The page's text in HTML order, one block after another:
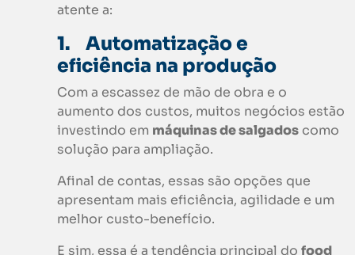
atente a:
1.
Automatização e
eficiência na produção
Com a escassez de mão de obra e o
aumento dos custos, muitos negócios estão
investindo em máquinas de salgados como
solução para ampliação.
Afinal de contas, essas são opções que
apresentam mais eficiência, agilidade e um
melhor custo-benefício.
E sim, essa é a tendência principal do food